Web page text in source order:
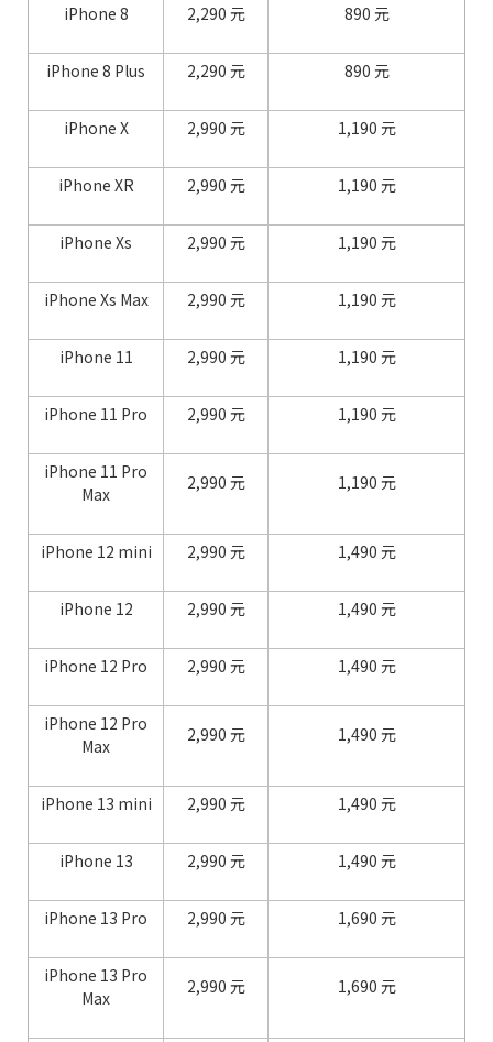
iPhone 8 2,290 元 890 元
iPhone 8 Plus 2,290 元 890 元
iPhone X 2,990 元 1,190 元
iPhone XR 2,990 元 1,190 元
iPhone Xs 2,990 元 1,190 元
iPhone Xs Max 2,990 元 1,190 元
iPhone 11 2,990 元 1,190 元
iPhone 11 Pro 2,990 元 1,190 元
iPhone 11 Pro
Max
2,990 元 1,190 元
iPhone 12 mini 2,990 元 1,490 元
iPhone 12 2,990 元 1,490 元
iPhone 12 Pro 2,990 元 1,490 元
iPhone 12 Pro
Max
2,990 元 1,490 元
iPhone 13 mini 2,990 元 1,490 元
iPhone 13 2,990 元 1,490 元
iPhone 13 Pro 2,990 元 1,690 元
iPhone 13 Pro
Max
2,990 元 1,690 元